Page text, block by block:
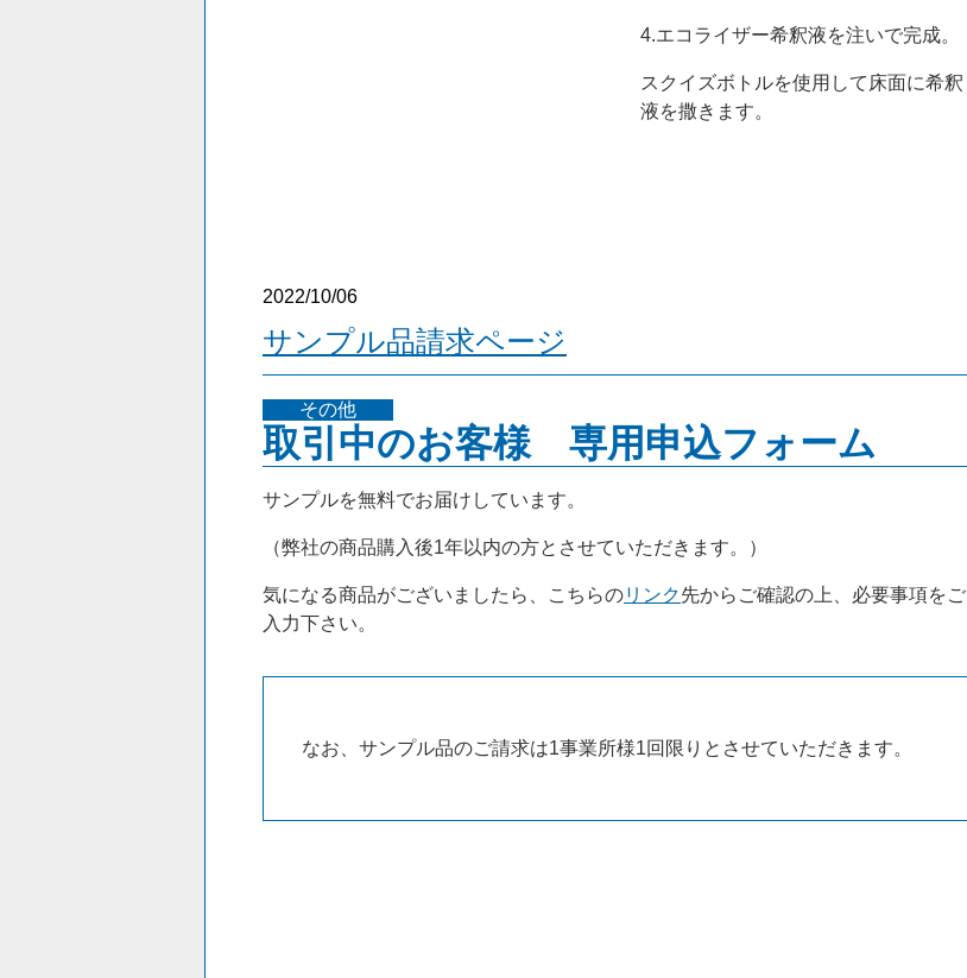
4.エコライザー希釈液を注いで完成。
スクイズボトルを使用して床面に希釈
液を撒きます。
サンプル品請求ページ
その他
取引中のお客様 専用申込フォーム
サンプルを無料でお届けしています。
（弊社の商品購入後1年以内の方とさせていただきます。）
気になる商品がございましたら、こちらのリンク先からご確認の上、必要事項をご
入力下さい。
なお、サンプル品のご請求は1事業所様1回限りとさせていただきます。
2022/10/06